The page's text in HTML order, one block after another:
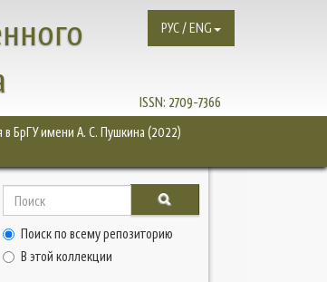
ISSN: 2709-7366
РУС / ENG
БрГУ имени А. С. Пушкина (2022)
Поиск по всему репозиторию
В этой коллекции